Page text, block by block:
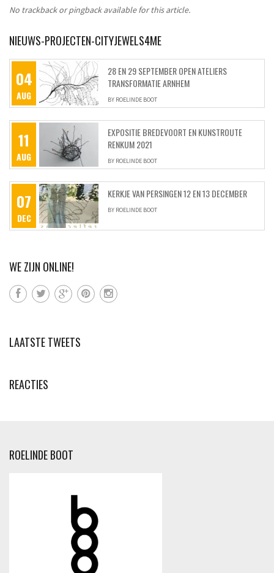
No trackback or pingback available for this article.
NIEUWS-PROJECTEN-CITYJEWELS4ME
04
AUG
28 EN 29 SEPTEMBER OPEN ATELIERS
TRANSFORMATIE ARNHEM
BY ROELINDE BOOT
11
AUG
EXPOSITIE BREDEVOORT EN KUNSTROUTE
RENKUM 2021
BY ROELINDE BOOT
07
DEC
KERKJE VAN PERSINGEN 12 EN 13 DECEMBER
BY ROELINDE BOOT
WE ZIJN ONLINE!
LAATSTE TWEETS
REACTIES
ROELINDE BOOT